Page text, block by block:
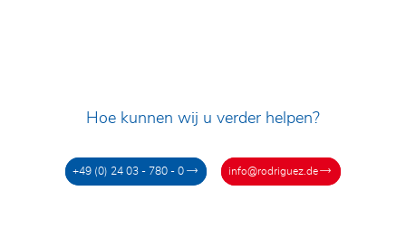
Hoe kunnen wij u verder helpen?
+49 (0) 24 03 - 780 - 0 info@rodriguez.de